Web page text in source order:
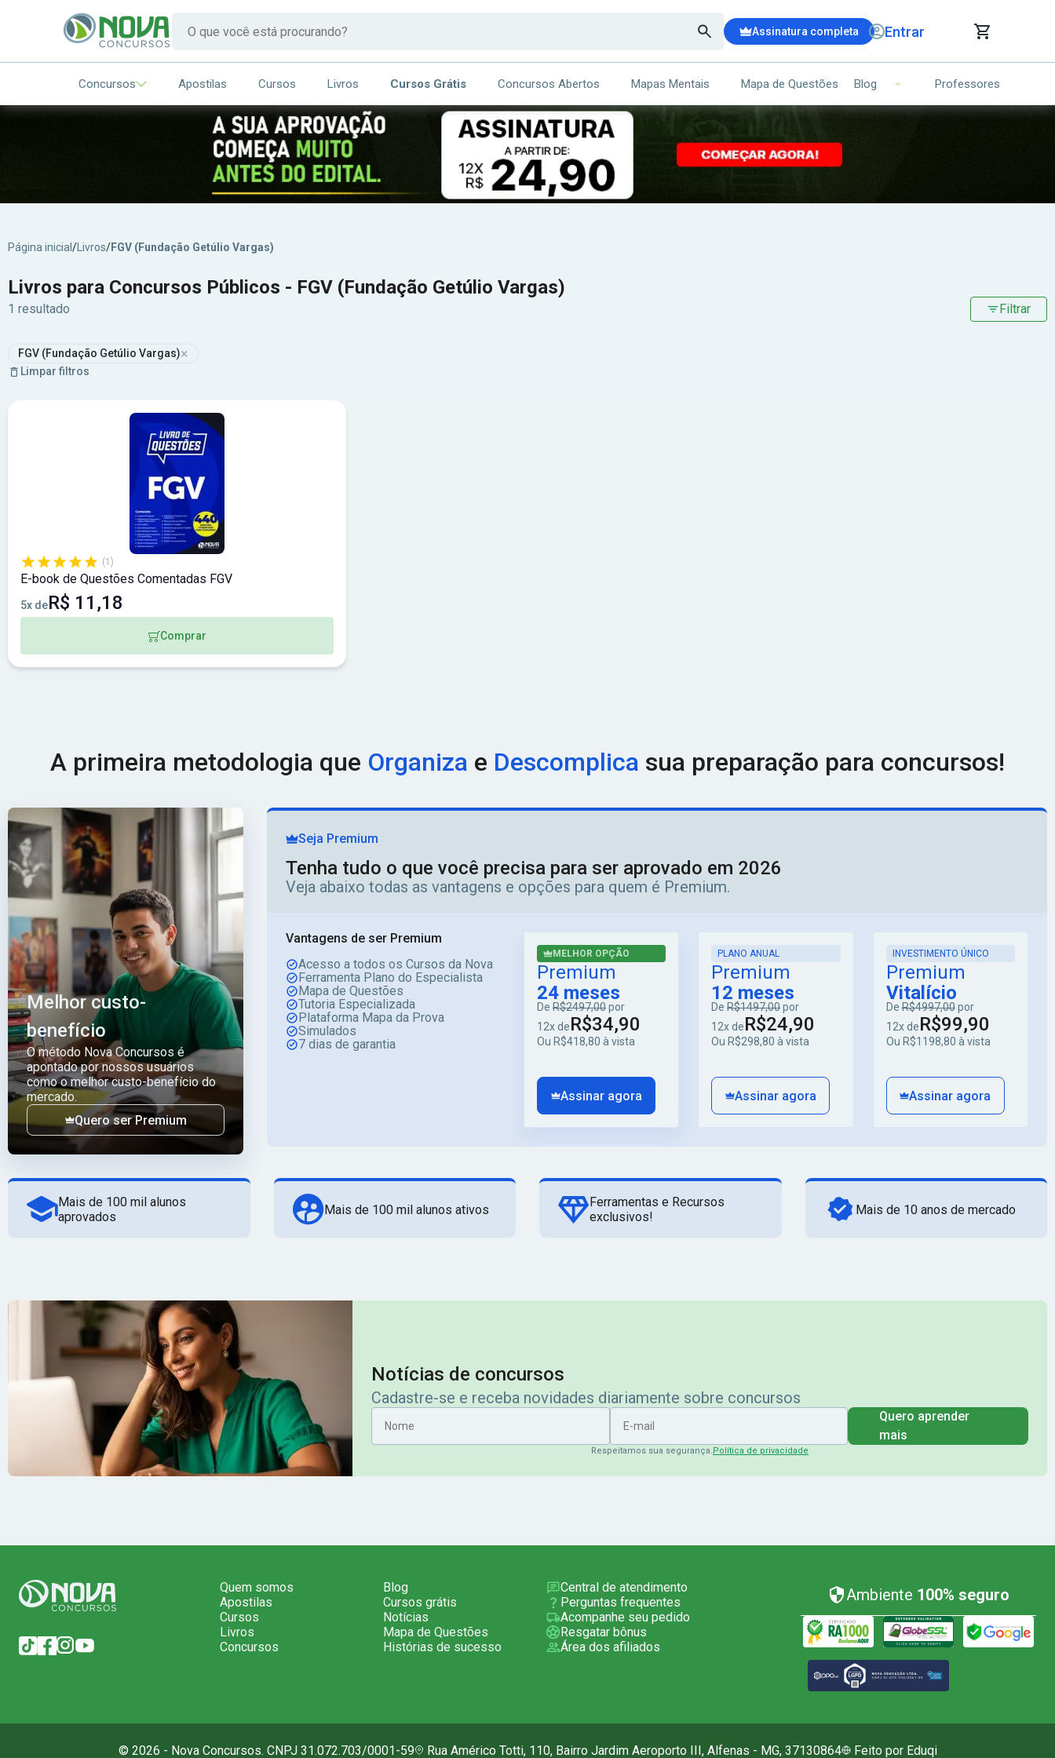
Assinatura completa Entrar
CARRINHO DE COMPRAS
ITENS (00)
Seu carrinho ainda está vazio.
Concursos Apostilas Cursos Livros Cursos Grátis Concursos Abertos Mapas Mentais Mapa de Questões Blog Professores
Página inicial / Livros/FGV (Fundação Getúlio Vargas)
Livros para Concursos Públicos - FGV (Fundação Getúlio Vargas)
1 resultado Filtrar
FGV (Fundação Getúlio Vargas)×
Limpar filtros
(1)
E-book de Questões Comentadas FGV
5x deR$ 11,18
Comprar
A primeira metodologia que Organiza e Descomplica sua preparação para concursos!
Melhor custo-
benefício
O método Nova Concursos é
apontado por nossos usuários
como o melhor custo-benefício do
mercado.
Quero ser Premium
Seja Premium
Tenha tudo o que você precisa para ser aprovado em 2026
Veja abaixo todas as vantagens e opções para quem é Premium.
Vantagens de ser Premium
Acesso a todos os Cursos da Nova
Ferramenta Plano do Especialista
Mapa de Questões
Tutoria Especializada
Plataforma Mapa da Prova
Simulados
7 dias de garantia
MELHOR OPÇÃO
Premium
24 meses
De R$2497,00por
12x deR$34,90
Ou R$418,80 à vista
Assinar agora
PLANO ANUAL
Premium
12 meses
DeR$1497,00por
12x deR$24,90
Ou R$298,80 à vista
Assinar agora
INVESTIMENTO ÚNICO
Premium
Vitalício
DeR$4997,00por
12x deR$99,90
Ou R$1198,80 à vista
Assinar agora
Mais de 100 mil alunos
aprovados
Mais de 100 mil alunos ativos
Ferramentas e Recursos
exclusivos!
Mais de 10 anos de mercado
Notícias de concursos
Cadastre-se e receba novidades diariamente sobre concursos
Nome
E-mail
Quero aprender
mais
Respeitamos sua segurança.Política de privacidade
Quem somos
Apostilas
Cursos
Livros
Concursos
Blog
Cursos grátis
Notícias
Mapa de Questões
Histórias de sucesso
Central de atendimento
Perguntas frequentes
Acompanhe seu pedido
Resgatar bônus
Área dos afiliados
Ambiente 100% seguro
© 2026 - Nova Concursos. CNPJ 31.072.703/0001-59 Rua Américo Totti, 110, Bairro Jardim Aeroporto III, Alfenas - MG, 37130864 Feito por Eduqi